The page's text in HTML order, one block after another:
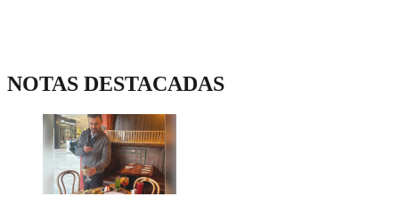
NOTAS DESTACADAS